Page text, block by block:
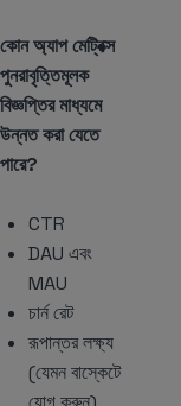
কোন অ্যাপ মেট্রিক্স
পুনরাবৃত্তিমূলক
বিজ্ঞপ্তির মাধ্যমে
উন্নত করা যেতে
পারে?
CTR
DAU এবং
MAU
চার্ন রেট
রূপান্তর লক্ষ্য
(যেমন বাস্কেটে